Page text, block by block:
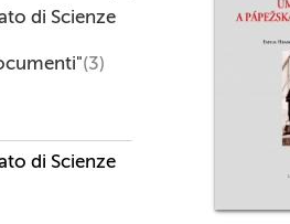
di Scienze
(3)
di Scienze